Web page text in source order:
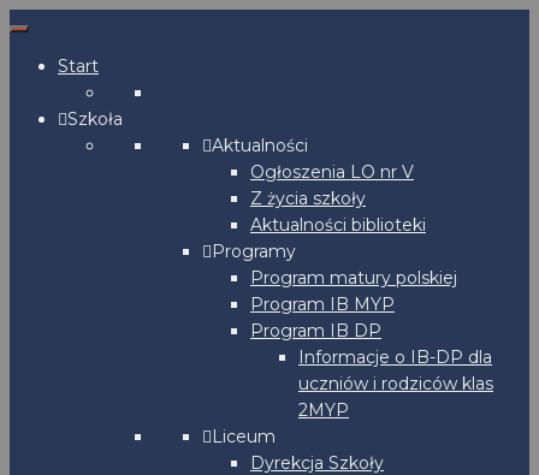
Start
Szkoła
Aktualności
Ogłoszenia LO nr V
Z życia szkoły
Aktualności biblioteki
Programy
Program matury polskiej
Program IB MYP
Program IB DP
Informacje o IB-DP dla
uczniów i rodziców klas
2MYP
Liceum
Dyrekcja Szkoły